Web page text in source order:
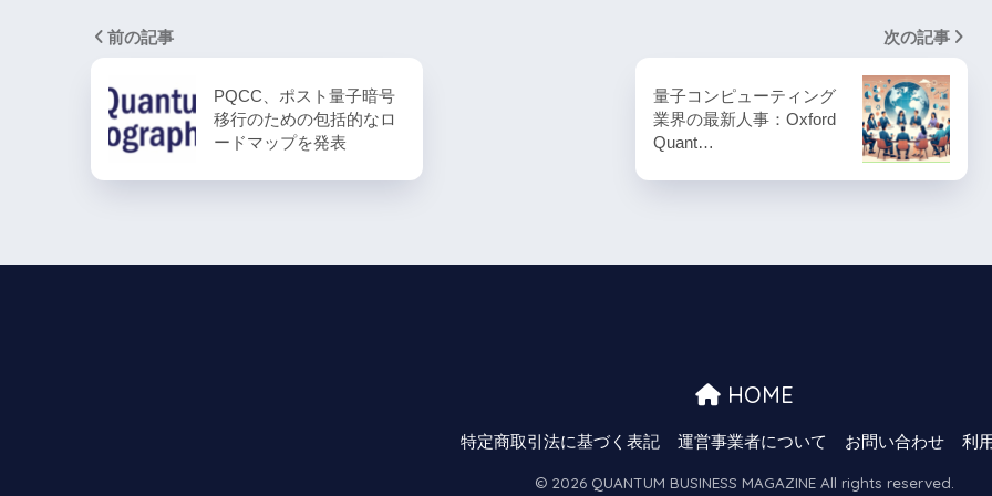
前の記事
PQCC、ポスト量子暗号
移行のための包括的なロ
ードマップを発表
次の記事
量子コンピューティング
業界の最新人事：Oxford
Quant…
HOME
特定商取引法に基づく表記 運営事業者について お問い合わせ 利
© 2026 QUANTUM BUSINESS MAGAZINE All rights reserved.